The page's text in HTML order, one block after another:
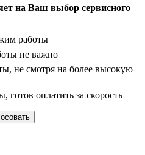
на Ваш выбор сервисного
работы
не важно
не смотря на более высокую
оплатить за скорость